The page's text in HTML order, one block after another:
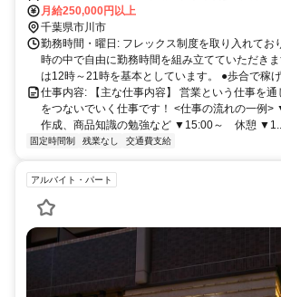
のアクセスは良好で、通勤がスムーズです。
月給250,000円以上
千葉県市川市
勤務時間・曜日: フレックス制度を取り入れて
時の中で自由に勤務時間を組み立てていただき
は12時～21時を基本としています。 ●歩合で稼
仕事内容: 【主な仕事内容】 営業という仕事を
をつないでいく仕事です！ <仕事の流れの一
作成、商品知識の勉強など ▼15:00～ 休憩
固定時間制 残業なし 交通費支給
アルバイト・パート